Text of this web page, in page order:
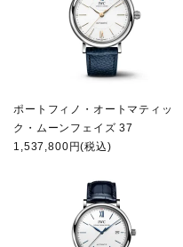
ポートフィノ・オートマティッ
ク・ムーンフェイズ 37
1,537,800円(税込)